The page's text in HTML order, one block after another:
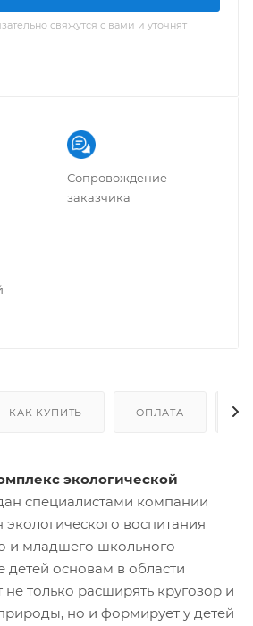
свяжутся с вами и уточнят
Сопровождение
заказчика
КАК КУПИТЬ ОПЛАТА
экологической
специалистами компании
воспитания
и младшего школьного
детей основам в области
только расширять кругозор и
но и формирует у детей